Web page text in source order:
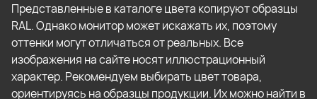
Представленные в каталоге цвета копируют образцы
RAL. Однако монитор может искажать их, поэтому
оттенки могут отличаться от реальных. Все
изображения на сайте носят иллюстрационный
характер. Рекомендуем выбирать цвет товара,
ориентируясь на образцы продукции. Их можно найти в